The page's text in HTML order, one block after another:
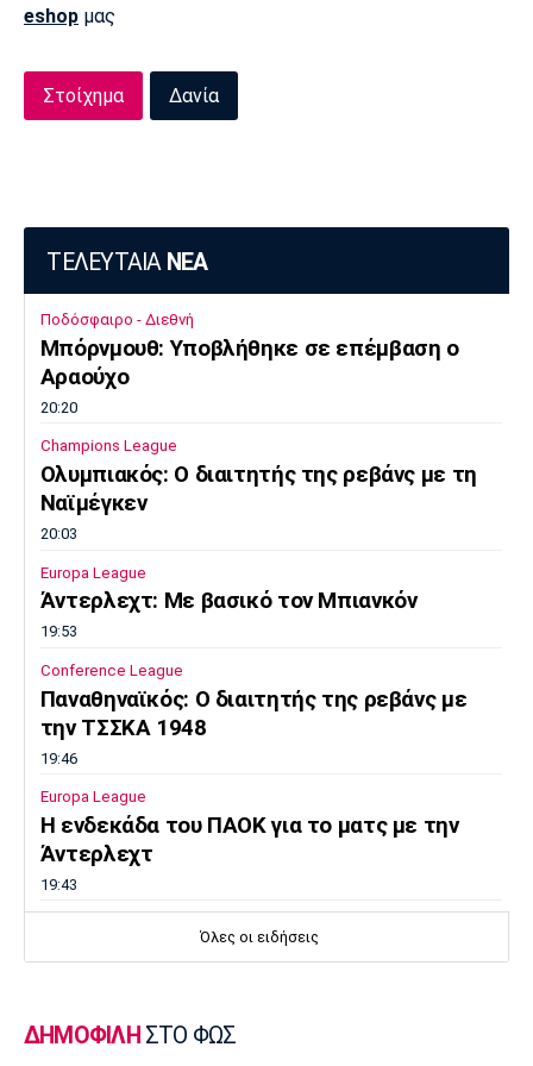
eshop μας
Στοίχημα Δανία
ΤΕΛΕΥΤΑΙΑ ΝΕΑ
Ποδόσφαιρο - Διεθνή
Μπόρνμουθ: Υποβλήθηκε σε επέμβαση ο
Αραούχο
20:20
Champions League
Ολυμπιακός: Ο διαιτητής της ρεβάνς με τη
Ναϊμέγκεν
20:03
Europa League
Άντερλεχτ: Με βασικό τον Μπιανκόν
19:53
Conference League
Παναθηναϊκός: Ο διαιτητής της ρεβάνς με
την ΤΣΣΚΑ 1948
19:46
Europa League
Η ενδεκάδα του ΠΑΟΚ για το ματς με την
Άντερλεχτ
19:43
Το αποχαιρετιστήριο μήνυμα του Ορτέγκα
Επίσημο! Ο Ορτέγκα στη Ρίβερ Πλέιτ
Όλες οι ειδήσεις
ΔΗΜΟΦΙΛΗ ΣΤΟ ΦΩΣ